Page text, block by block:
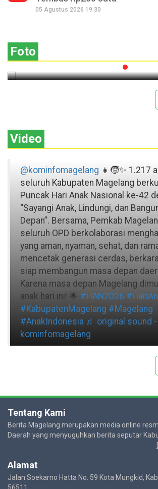
05 Agustus 2026 19:30
Foto
Seperempat Abad Perhelatan
Lima Gunung XXV Kobarkan
Video
@kominfomagelang 👧🧒✨ 1.217
seluruh Kabupaten Magelang
Puncak Hari Anak Nasional ke-42
“Sayangi Anak, Lindungi, dan
Depan”. Bersama, Pemkab
seluruh OPD berkolaborasi
yang aman, nyaman, sehat, dan
mencetak generasi cerdas,
siap membangun masa depan
Karena masa depan Magelang
anak hari ini! 🌟 #HAN2026
#KabupatenMagelang #Magelang
#AnakIndonesia ♬ original sound -
kominfomagelang
Tentang Kami
Berita Magelang merupakan media online
Daerah yang menyuguhkan berita seputar
Alamat
Jalan Soekarno Hatta No. 59 Kota Mungkid,